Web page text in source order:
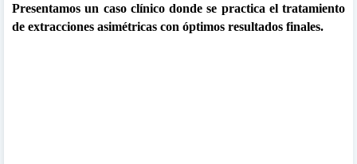
Presentamos un caso clínico donde se practica el tratamiento
de extracciones asimétricas con óptimos resultados finales.